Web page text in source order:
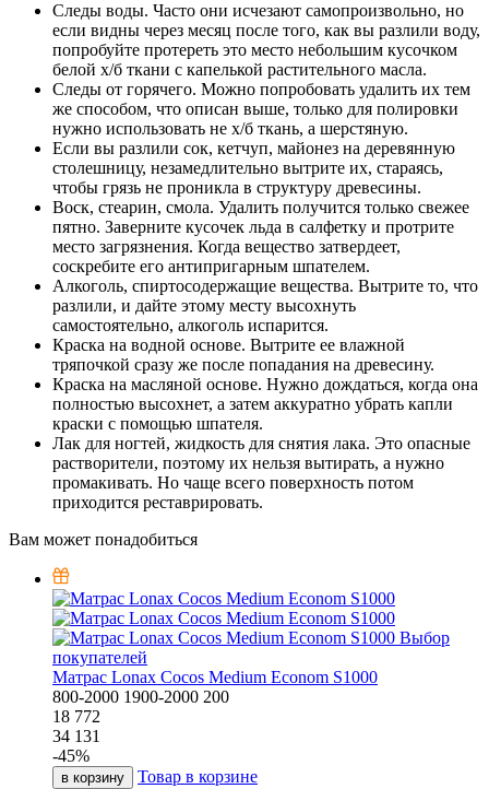
Следы воды. Часто они исчезают самопроизвольно, но
если видны через месяц после того, как вы разлили воду,
попробуйте протереть это место небольшим кусочком
белой х/б ткани с капелькой растительного масла.
Следы от горячего. Можно попробовать удалить их тем
же способом, что описан выше, только для полировки
нужно использовать не х/б ткань, а шерстяную.
Если вы разлили сок, кетчуп, майонез на деревянную
столешницу, незамедлительно вытрите их, стараясь,
чтобы грязь не проникла в структуру древесины.
Воск, стеарин, смола. Удалить получится только свежее
пятно. Заверните кусочек льда в салфетку и протрите
место загрязнения. Когда вещество затвердеет,
соскребите его антипригарным шпателем.
Алкоголь, спиртосодержащие вещества. Вытрите то, что
разлили, и дайте этому месту высохнуть
самостоятельно, алкоголь испарится.
Краска на водной основе. Вытрите ее влажной
тряпочкой сразу же после попадания на древесину.
Краска на масляной основе. Нужно дождаться, когда она
полностью высохнет, а затем аккуратно убрать капли
краски с помощью шпателя.
Лак для ногтей, жидкость для снятия лака. Это опасные
растворители, поэтому их нельзя вытирать, а нужно
промакивать. Но чаще всего поверхность потом
приходится реставрировать.
Вам может понадобиться
Выбор
покупателей
Матрас Lonax Cocos Medium Econom S1000
800-2000 1900-2000 200
18 772
34 131
-45%
в корзину Товар в корзине